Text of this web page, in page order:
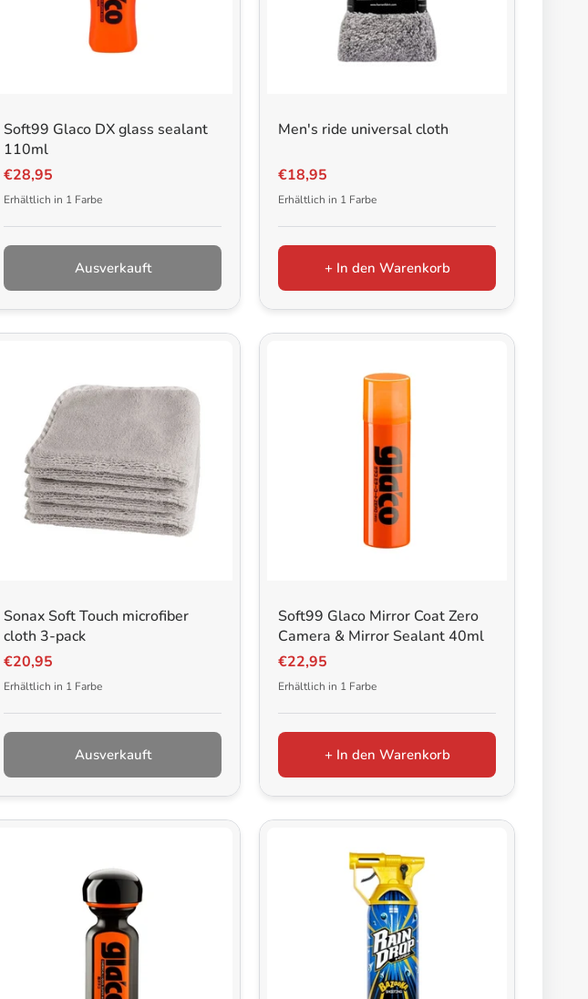
Soft99 Glaco DX glass sealant
110ml
€28,95
Erhältlich in 1 Farbe
Ausverkauft
Men's ride universal cloth
€18,95
Erhältlich in 1 Farbe
+ In den Warenkorb
Sonax Soft Touch microfiber
cloth 3-pack
€20,95
Erhältlich in 1 Farbe
Ausverkauft
Soft99 Glaco Mirror Coat Zero
Camera & Mirror Sealant 40ml
€22,95
Erhältlich in 1 Farbe
+ In den Warenkorb